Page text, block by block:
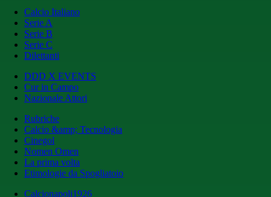
Calcio Italiano
Serie A
Serie B
Serie C
Dilettanti
DDD X EVENTS
Cur in Campo
Nazionale Attori
Rubriche
Calcio &amp; Tecnologia
Cinegol
Nomen Omen
La prima volta
Etimologie da Spogliatoio
Calcionapoli1926